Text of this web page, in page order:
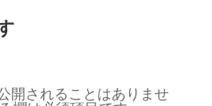
開されることはありませ